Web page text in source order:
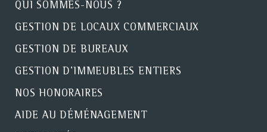
QUI SOMMES-NOUS ?
GESTION DE LOCAUX COMMERCIAUX
GESTION DE BUREAUX
GESTION D'IMMEUBLES ENTIERS
NOS HONORAIRES
AIDE AU DÉMÉNAGEMENT